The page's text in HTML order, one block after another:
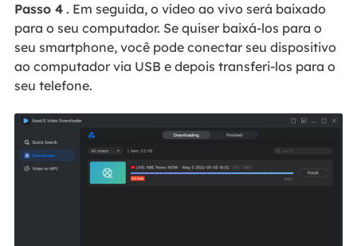
Passo 4. Em seguida, o vídeo ao vivo será baixado
para o seu computador. Se quiser baixá-los para o
seu smartphone, você pode conectar seu dispositivo
ao computador via USB e depois transferi-los para o
seu telefone.